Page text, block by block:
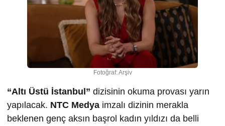
Fotoğraf: Arşiv
“Altı Üstü İstanbul” dizisinin okuma provası yarın
yapılacak. NTC Medya imzalı dizinin merakla
beklenen genç aksın başrol kadın yıldızı da belli